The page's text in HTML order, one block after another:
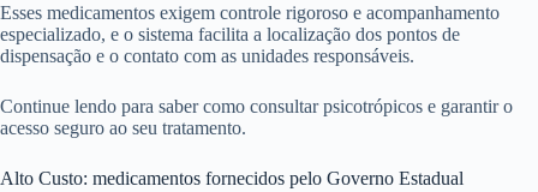
Esses medicamentos exigem controle rigoroso e acompanhamento
especializado, e o sistema facilita a localização dos pontos de
dispensação e o contato com as unidades responsáveis.
Continue lendo para saber como consultar psicotrópicos e garantir o
acesso seguro ao seu tratamento.
Alto Custo: medicamentos fornecidos pelo Governo Estadual